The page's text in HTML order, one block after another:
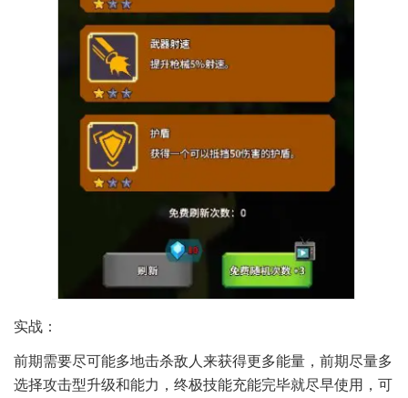
实战：
前期需要尽可能多地击杀敌人来获得更多能量，前期尽量多
选择攻击型升级和能力，终极技能充能完毕就尽早使用，可